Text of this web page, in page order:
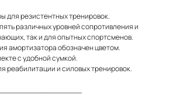
для резистентных тренировок.
различных уровней сопротивления и
так и для опытных спортсменов.
амортизатора обозначен цветом.
с удобной сумкой.
реабилитации и силовых тренировок.